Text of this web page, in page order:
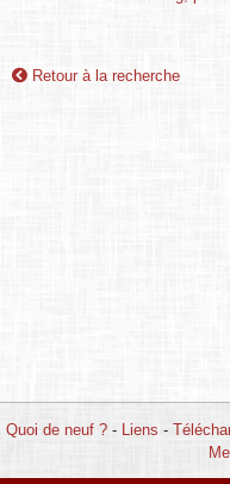
Retour à la recherche
Quoi de neuf ?- Liens -